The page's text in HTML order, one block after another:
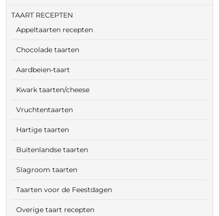
TAART RECEPTEN
Appeltaarten recepten
Chocolade taarten
Aardbeien-taart
Kwark taarten/cheese
Vruchtentaarten
Hartige taarten
Buitenlandse taarten
Slagroom taarten
Taarten voor de Feestdagen
Overige taart recepten